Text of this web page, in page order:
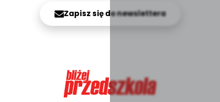
Zapisz się do newslettera